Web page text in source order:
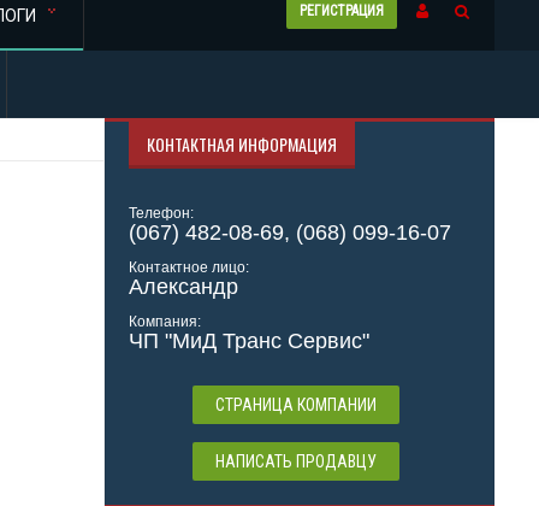
РЕГИСТРАЦИЯ
КОНТАКТНАЯ ИНФОРМАЦИЯ
Телефон:
(067) 482-08-69, (068) 099-16-07
Контактное лицо:
Александр
Компания:
ЧП "МиД Транс Сервис"
СТРАНИЦА КОМПАНИИ
НАПИСАТЬ ПРОДАВЦУ